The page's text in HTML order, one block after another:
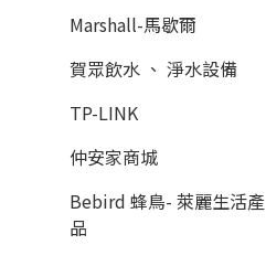
Marshall-馬歇爾
賀眾飲水 、 淨水設備
TP-LINK
仲安家商城
Bebird 蜂鳥- 萊麗生活產
品